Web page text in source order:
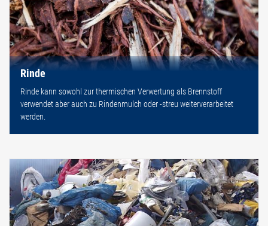
Rinde
Rinde kann sowohl zur thermischen Verwertung als Brennstoff
verwendet aber auch zu Rindenmulch oder -streu weiterverarbeitet
werden.